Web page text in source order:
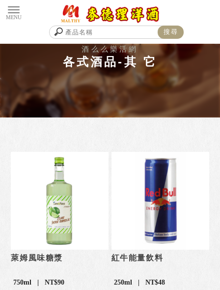
各式酒品-其 它
萊姆風味糖漿
750ml | NT$90
紅牛能量飲料
250ml | NT$48